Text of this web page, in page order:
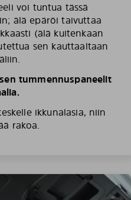
voi tuntua tässä
älä epäröi taivuttaa
(älä kuitenkaan
sen kauttaaltaan
tummennuspaneelit
ikkunalasia, niin
rakoa.